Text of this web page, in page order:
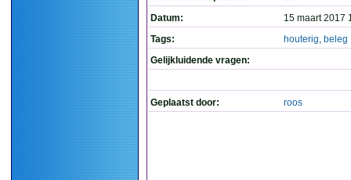
Datum:
15 maart 2017
Tags:
houterig, beleg
Gelijkluidende vragen:
Geplaatst door: roos